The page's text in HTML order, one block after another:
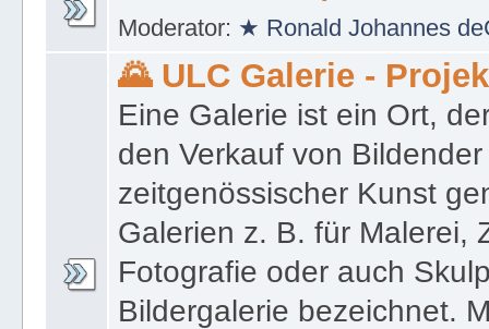
Moderator: ★ Ronald Johannes
🌄 ULC Galerie -
Eine Galerie ist ein Ort,
den Verkauf von
zeitgenössischer Kunst
Galerien z. B. für Malerei,
Fotografie oder auch
Bildergalerie bezeichnet.